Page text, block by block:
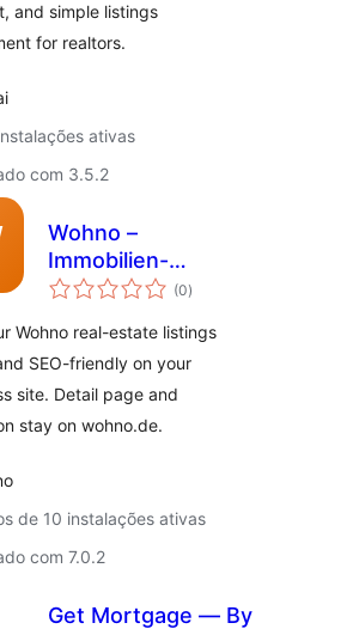
and simple listings
for realtors.
ativas
com 3.5.2
Wohno –
Immobilien-
Inserate
(0avaliações
totais
)
Wohno real-estate listings
SEO-friendly on your
site. Detail page and
stay on wohno.de.
de 10 instalações ativas
com 7.0.2
Get Mortgage — By